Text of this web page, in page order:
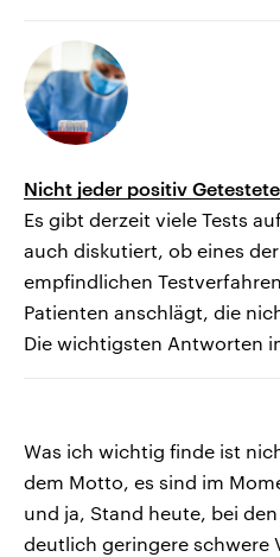
Nicht jeder positiv
Es gibt derzeit viele Tests
auch diskutiert, ob eines
empfindlichen
Patienten anschlägt, die
Die wichtigsten Antworten
Was ich wichtig finde ist
dem Motto, es sind im
und ja, Stand heute, bei
deutlich geringere schwere